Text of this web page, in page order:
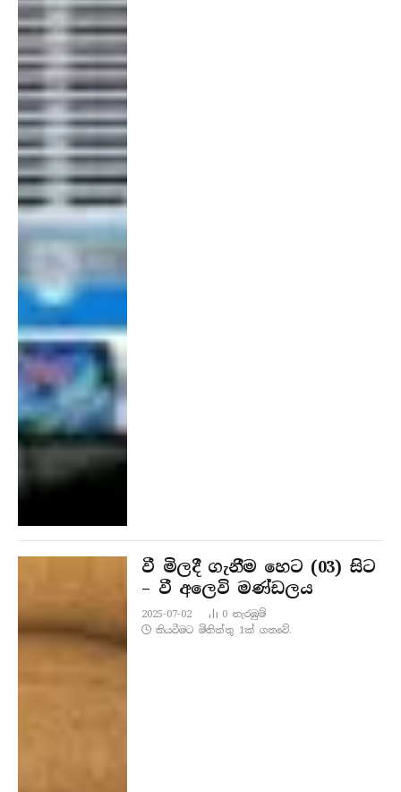
වී මිලදී ගැනීම හෙට (03) සිට
– වී අලෙවි මණ්ඩලය
2025-07-02 0නැරඹු​ම්
කියවීමට මිනිත්තු 1ක් ගතවේ.